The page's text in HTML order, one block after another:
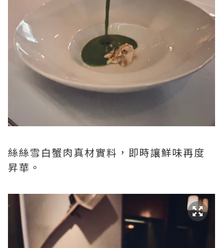
絲絲雪白蟹肉真材實料，即時讓鮮味再度
昇華。